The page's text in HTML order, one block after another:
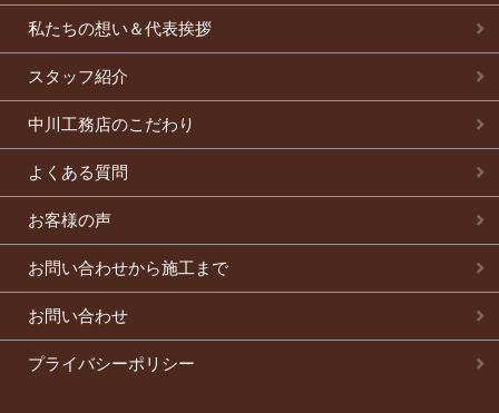
私たちの想い＆代表挨拶
スタッフ紹介
中川工務店のこだわり
よくある質問
お客様の声
お問い合わせから施工まで
お問い合わせ
プライバシーポリシー